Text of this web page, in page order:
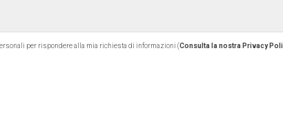
per rispondere alla mia richiesta di informazioni (Consulta la nostra Privacy